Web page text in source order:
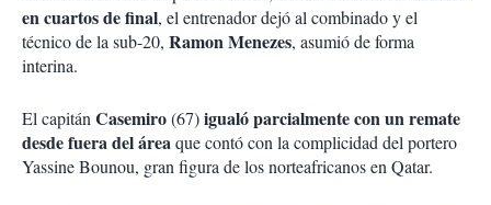
en cuartos de final, el entrenador dejó al combinado y el
técnico de la sub-20, Ramon Menezes, asumió de forma
interina.
El capitánCasemiro(67)igualó parcialmente con un remate
desde fuera del áreaque contó con la complicidad del portero
Yassine Bounou, gran figura de los norteafricanos en Qatar.